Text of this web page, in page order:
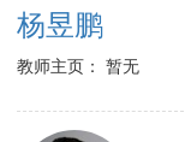
杨昱鹏
教师主页： 暂无